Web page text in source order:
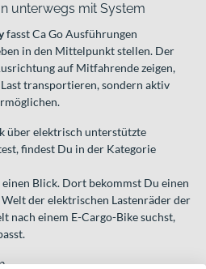
unterwegs mit System
fasst Ca Go Ausführungen
in den Mittelpunkt stellen. Der
auf Mitfahrende zeigen,
transportieren, sondern aktiv
über elektrisch unterstützte
findest Du in der Kategorie
Blick. Dort bekommst Du einen
der elektrischen Lastenräder der
nach einem E-Cargo-Bike suchst,